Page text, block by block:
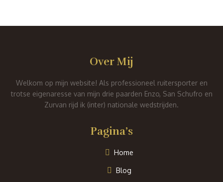
Over Mij
Welkom op mijn website! Als professioneel ruitersporter en
trotse eigenaresse van mijn drie paarden Enzo, San Schufro en
Zurvan rijd ik (inter) nationale wedstrijden.
Pagina’s
Home
Blog